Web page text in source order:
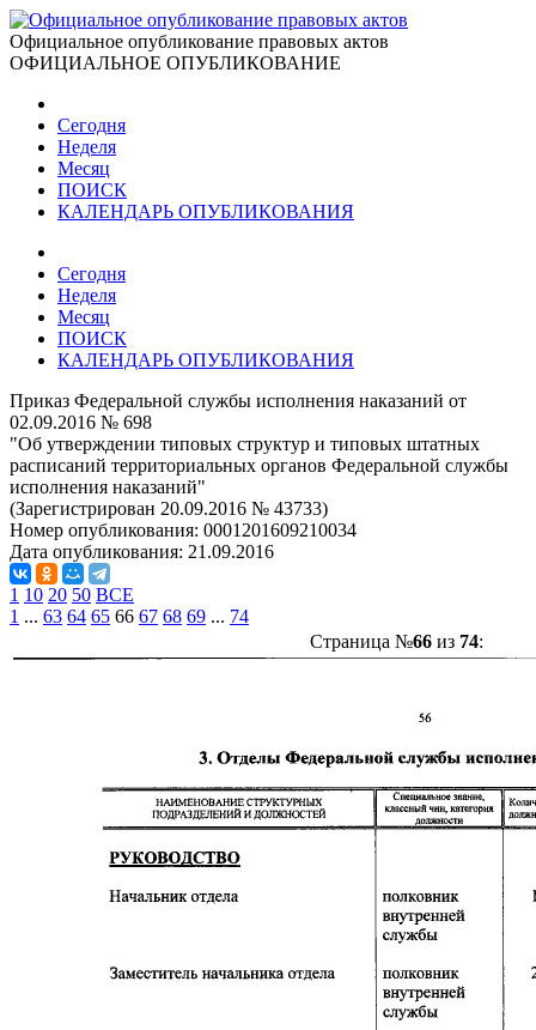
Официальное опубликование правовых актов
ОФИЦИАЛЬНОЕ ОПУБЛИКОВАНИЕ
Сегодня
Неделя
Месяц
ПОИСК
КАЛЕНДАРЬ ОПУБЛИКОВАНИЯ
Сегодня
Неделя
Месяц
ПОИСК
КАЛЕНДАРЬ ОПУБЛИКОВАНИЯ
Приказ Федеральной службы исполнения наказаний от
02.09.2016 № 698
"Об утверждении типовых структур и типовых штатных
расписаний территориальных органов Федеральной службы
исполнения наказаний"
(Зарегистрирован 20.09.2016 № 43733)
Номер опубликования: 0001201609210034
Дата опубликования: 21.09.2016
1 10 20 50 ВСЕ
1 ... 63 64 65 66 67 68 69 ... 74
Страница №66из 74: